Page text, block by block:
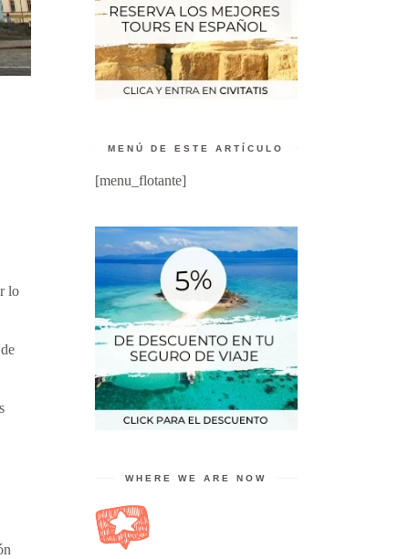
lo
MENÚ DE ESTE ARTÍCULO
[menu_flotante]
WHERE WE ARE NOW